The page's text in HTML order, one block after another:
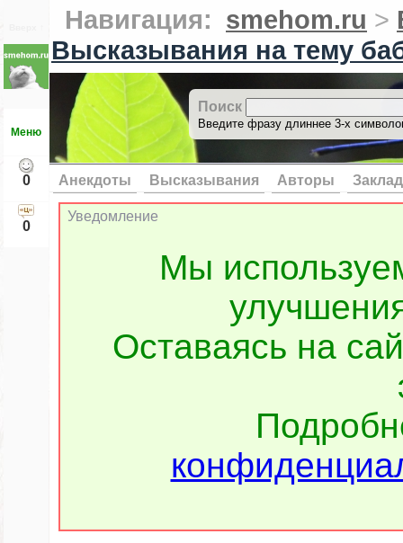
Меню
0
0
Навигация: smehom.ru >
Высказывания на тему
Поиск
Введите фразу длиннее 3-х
Анекдоты Высказывания Авторы
Уведомление
Мы
Оставаясь на